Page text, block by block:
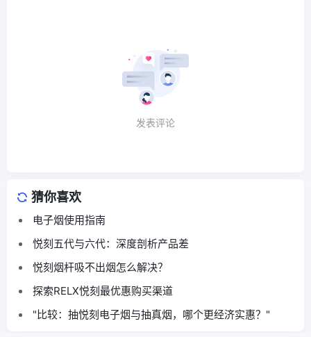
发表评论
猜你喜欢
电子烟使用指南
悦刻五代与六代：深度剖析产品差
悦刻烟杆吸不出烟怎么解决？
探索RELX悦刻最优惠购买渠道
"比较：抽悦刻电子烟与抽真烟，哪个更经济实惠？"